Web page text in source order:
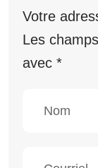
Votre
Les
avec *